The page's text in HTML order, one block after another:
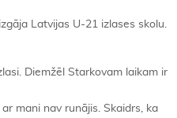
Latvijas U-21 izlases skolu.
Diemžēl Starkovam laikam ir
mani nav runājis. Skaidrs, ka